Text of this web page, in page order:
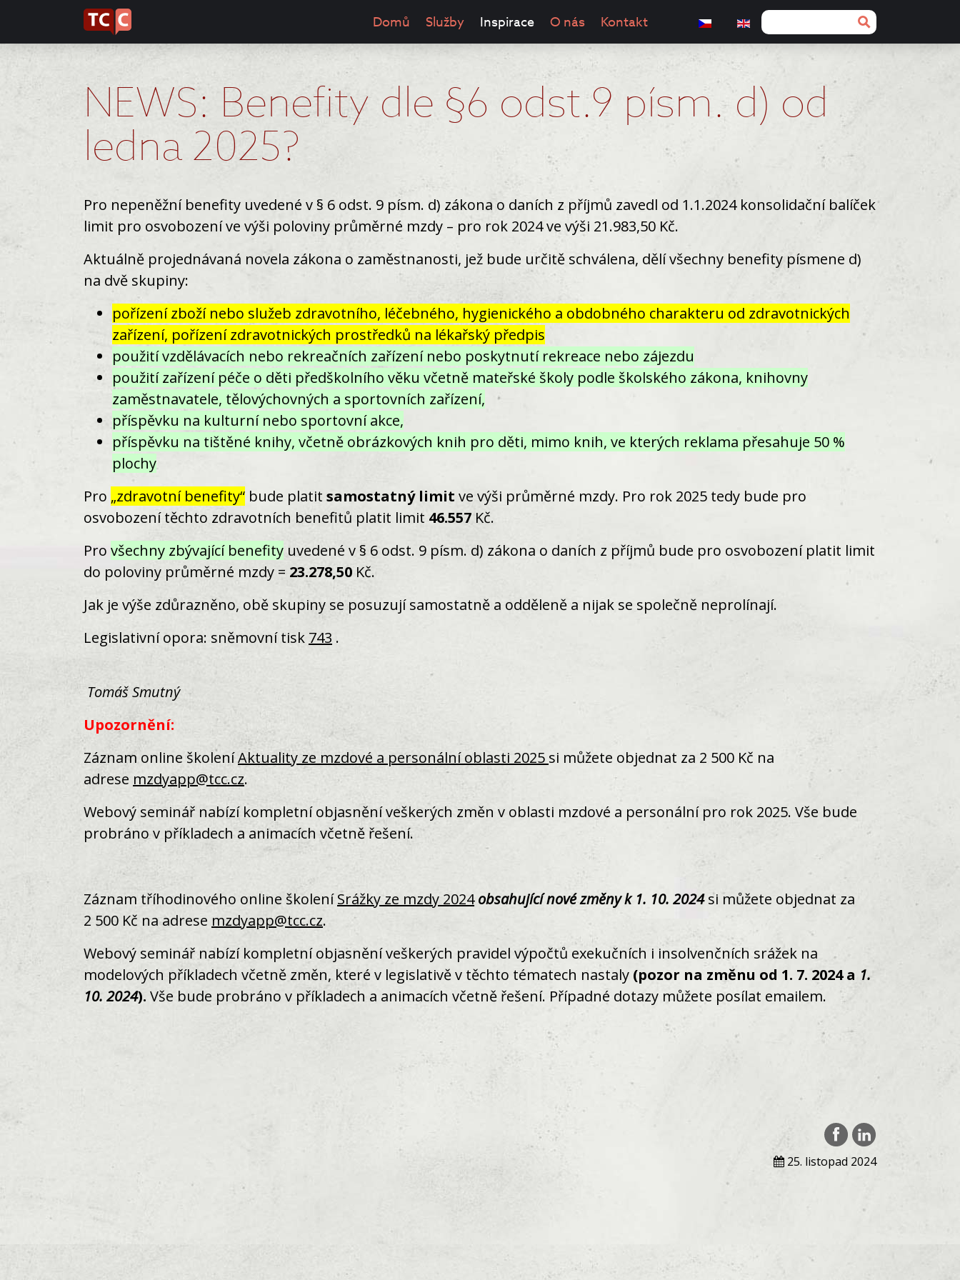
Domů Služby Inspirace O nás Kontakt
NEWS: Benefity dle §6 odst.9 písm. d) od
ledna 2025?
Pro nepeněžní benefity uvedené v § 6 odst. 9 písm. d) zákona o daních z příjmů zavedl od 1.1.2024 konsolidační balíček
limit pro osvobození ve výši poloviny průměrné mzdy – pro rok 2024 ve výši 21.983,50 Kč.
Aktuálně projednávaná novela zákona o zaměstnanosti, jež bude určitě schválena, dělí všechny benefity písmene d)
na dvě skupiny:
pořízení zboží nebo služeb zdravotního, léčebného, hygienického a obdobného charakteru od zdravotnických
zařízení, pořízení zdravotnických prostředků na lékařský předpis
použití vzdělávacích nebo rekreačních zařízení nebo poskytnutí rekreace nebo zájezdu
použití zařízení péče o děti předškolního věku včetně mateřské školy podle školského zákona, knihovny
zaměstnavatele, tělovýchovných a sportovních zařízení,
příspěvku na kulturní nebo sportovní akce,
příspěvku na tištěné knihy, včetně obrázkových knih pro děti, mimo knih, ve kterých reklama přesahuje 50 %
plochy
Pro „zdravotní benefity“ bude platit samostatný limit ve výši průměrné mzdy. Pro rok 2025 tedy bude pro
osvobození těchto zdravotních benefitů platit limit 46.557 Kč.
Pro všechny zbývající benefity uvedené v § 6 odst. 9 písm. d) zákona o daních z příjmů bude pro osvobození platit limit
do poloviny průměrné mzdy = 23.278,50 Kč.
Jak je výše zdůrazněno, obě skupiny se posuzují samostatně a odděleně a nijak se společně neprolínají.
Legislativní opora: sněmovní tisk 743 .
Tomáš Smutný
Upozornění:
Záznam online školeníAktuality ze mzdové a personální oblasti 2025 si můžete objednat za 2 500 Kč na
adrese mzdyapp@tcc.cz.
Webový seminář nabízí kompletní objasnění veškerých změn v oblasti mzdové a personální pro rok 2025. Vše bude
probráno v příkladech a animacích včetně řešení.
Záznam tříhodinového online školeníSrážky ze mzdy 2024obsahující nové změny k 1. 10. 2024si můžete objednat za
2 500 Kč na adrese mzdyapp@tcc.cz.
Webový seminář nabízí kompletní objasnění veškerých pravidel výpočtů exekučních i insolvenčních srážek na
modelových příkladech včetně změn, které v legislativě v těchto tématech nastaly (pozor na změnu od 1. 7. 2024 a 1.
10. 2024). Vše bude probráno v příkladech a animacích včetně řešení. Případné dotazy můžete posílat emailem.
25. listopad 2024